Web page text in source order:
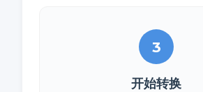
3
开始转换